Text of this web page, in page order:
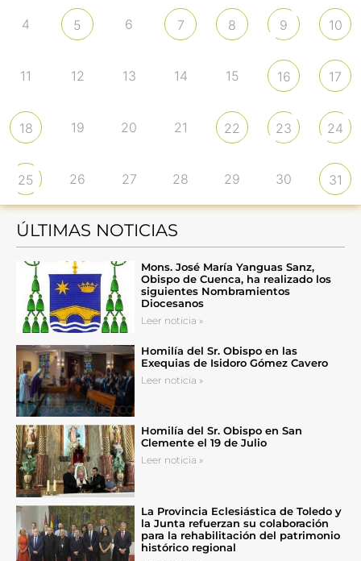
4 5 6 7 8 9 10
11 12 13 14 15 16 17
18 19 20 21 22 23 24
25 26 27 28 29 30 31
ÚLTIMAS NOTICIAS
Mons. José María Yanguas Sanz,
Obispo de Cuenca, ha realizado los
siguientes Nombramientos
Diocesanos
Leer noticia »
Homilía del Sr. Obispo en las
Exequias de Isidoro Gómez Cavero
Leer noticia »
Homilía del Sr. Obispo en San
Clemente el 19 de Julio
Leer noticia »
La Provincia Eclesiástica de Toledo y
la Junta refuerzan su colaboración
para la rehabilitación del patrimonio
histórico regional